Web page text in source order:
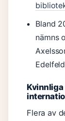
Bland
nämns
Flera av